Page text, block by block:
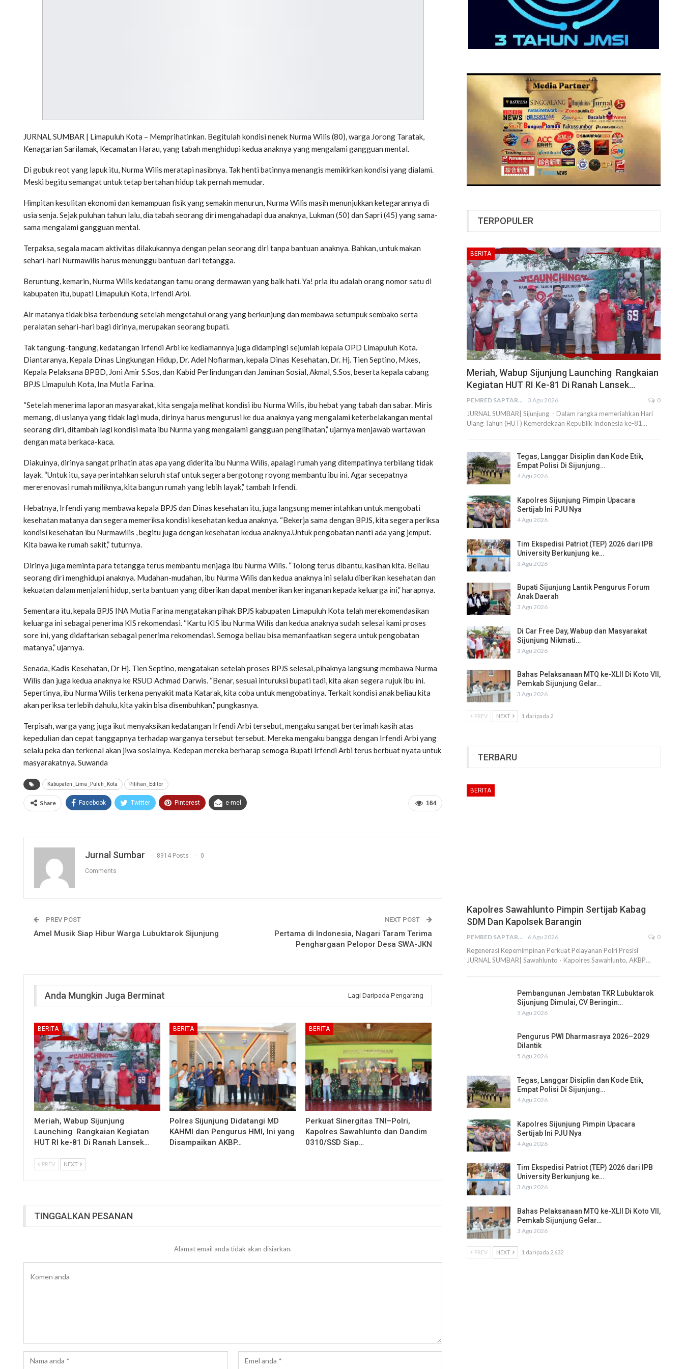
JURNAL SUMBAR | Limapuluh Kota – Memprihatinkan. Begitulah kondisi nenek Nurma Wilis (80), warga Jorong Taratak,
Kenagarian Sarilamak, Kecamatan Harau, yang tabah menghidupi kedua anaknya yang mengalami gangguan mental.
Di gubuk reot yang lapuk itu, Nurma Wilis meratapi nasibnya. Tak henti batinnya menangis memikirkan kondisi yang dialami.
Meski begitu semangat untuk tetap bertahan hidup tak pernah memudar.
Himpitan kesulitan ekonomi dan kemampuan fisik yang semakin menurun, Nurma Wilis masih menunjukkan ketegarannya di
usia senja. Sejak puluhan tahun lalu, dia tabah seorang diri mengahadapi dua anaknya, Lukman (50) dan Sapri (45) yang sama-
sama mengalami gangguan mental.
Terpaksa, segala macam aktivitas dilakukannya dengan pelan seorang diri tanpa bantuan anaknya. Bahkan, untuk makan
sehari-hari Nurmawilis harus menunggu bantuan dari tetangga.
Beruntung, kemarin, Nurma Wilis kedatangan tamu orang dermawan yang baik hati. Ya! pria itu adalah orang nomor satu di
kabupaten itu, bupati Limapuluh Kota, Irfendi Arbi.
Air matanya tidak bisa terbendung setelah mengetahui orang yang berkunjung dan membawa setumpuk sembako serta
peralatan sehari-hari bagi dirinya, merupakan seorang bupati.
Tak tangung-tangung, kedatangan Irfendi Arbi ke kediamannya juga didampingi sejumlah kepala OPD Limapuluh Kota.
Diantaranya, Kepala Dinas Lingkungan Hidup, Dr. Adel Nofiarman, kepala Dinas Kesehatan, Dr. Hj. Tien Septino, M.kes,
Kepala Pelaksana BPBD, Joni Amir S.Sos, dan Kabid Perlindungan dan Jaminan Sosial, Akmal, S.Sos, beserta kepala cabang
BPJS Limapuluh Kota, Ina Mutia Farina.
“Setelah menerima laporan masyarakat, kita sengaja melihat kondisi ibu Nurma Wilis, ibu hebat yang tabah dan sabar. Miris
memang, di usianya yang tidak lagi muda, dirinya harus mengurusi ke dua anaknya yang mengalami keterbelakangan mental
seorang diri, ditambah lagi kondisi mata ibu Nurma yang mengalami gangguan penglihatan,” ujarnya menjawab wartawan
dengan mata berkaca-kaca.
Diakuinya, dirinya sangat prihatin atas apa yang diderita ibu Nurma Wilis, apalagi rumah yang ditempatinya terbilang tidak
layak. “Untuk itu, saya perintahkan seluruh staf untuk segera bergotong royong membantu ibu ini. Agar secepatnya
mererenovasi rumah miliknya, kita bangun rumah yang lebih layak,” tambah Irfendi.
Hebatnya, Irfendi yang membawa kepala BPJS dan Dinas kesehatan itu, juga langsung memerintahkan untuk mengobati
kesehatan matanya dan segera memeriksa kondisi kesehatan kedua anaknya. “Bekerja sama dengan BPJS, kita segera periksa
kondisi kesehatan ibu Nurmawilis , begitu juga dengan kesehatan kedua anaknya.Untuk pengobatan nanti ada yang jemput.
Kita bawa ke rumah sakit,” tuturnya.
Dirinya juga meminta para tetangga terus membantu menjaga Ibu Nurma Wilis. “Tolong terus dibantu, kasihan kita. Beliau
seorang diri menghidupi anaknya. Mudahan-mudahan, ibu Nurma Wilis dan kedua anaknya ini selalu diberikan kesehatan dan
kekuatan dalam menjalani hidup, serta bantuan yang diberikan dapat memberikan keringanan kepada keluarga ini,” harapnya.
Sementara itu, kepala BPJS INA Mutia Farina mengatakan pihak BPJS kabupaten Limapuluh Kota telah merekomendasikan
keluarga ini sebagai penerima KIS rekomendasi. “Kartu KIS ibu Nurma Wilis dan kedua anaknya sudah selesai kami proses
sore ini, yang didaftarkan sebagai penerima rekomendasi. Semoga beliau bisa memanfaatkan segera untuk pengobatan
matanya,” ujarnya.
Senada, Kadis Kesehatan, Dr Hj. Tien Septino, mengatakan setelah proses BPJS selesai, pihaknya langsung membawa Nurma
Wilis dan juga kedua anaknya ke RSUD Achmad Darwis. “Benar, sesuai inturuksi bupati tadi, kita akan segera rujuk ibu ini.
Sepertinya, ibu Nurma Wilis terkena penyakit mata Katarak, kita coba untuk mengobatinya. Terkait kondisi anak beliau kita
akan periksa terlebih dahulu, kita yakin bisa disembuhkan,” pungkasnya.
Terpisah, warga yang juga ikut menyaksikan kedatangan Irfendi Arbi tersebut, mengaku sangat berterimah kasih atas
kepedulian dan cepat tanggapnya terhadap warganya tersebut tersebut. Mereka mengaku bangga dengan Irfendi Arbi yang
selalu peka dan terkenal akan jiwa sosialnya. Kedepan mereka berharap semoga Bupati Irfendi Arbi terus berbuat nyata untuk
masyarakatnya. Suwanda
Kabupaten_Lima_Puluh_Kota Pilihan_Editor
164
Share Facebook Twitter Pinterest e-mel
Jurnal Sumbar 8914 Posts 0
Comments
PREV POST
Amel Musik Siap Hibur Warga Lubuktarok Sijunjung
NEXT POST
Pertama di Indonesia, Nagari Taram Terima
Penghargaan Pelopor Desa SWA-JKN
Anda Mungkin Juga Berminat Lagi Daripada Pengarang
BERITA
Meriah, Wabup Sijunjung
Launching Rangkaian Kegiatan
HUT RI ke-81 Di Ranah Lansek…
BERITA
Polres Sijunjung Didatangi MD
KAHMI dan Pengurus HMI, Ini yang
Disampaikan AKBP…
BERITA
Perkuat Sinergitas TNI–Polri,
Kapolres Sawahlunto dan Dandim
0310/SSD Siap…
PREV NEXT
TINGGALKAN PESANAN
Alamat email anda tidak akan disiarkan.
TERPOPULER
BERITA
Meriah, Wabup Sijunjung Launching Rangkaian
Kegiatan HUT RI Ke-81 Di Ranah Lansek…
PEMRED SAPTARIUS 3 Agu 2026 0
JURNAL SUMBAR| Sijunjung - Dalam rangka memeriahkan Hari
Ulang Tahun (HUT) Kemerdekaan Republik Indonesia ke-81…
Tegas, Langgar Disiplin dan Kode Etik,
Empat Polisi Di Sijunjung…
4 Agu 2026
Kapolres Sijunjung Pimpin Upacara
Sertijab Ini PJU Nya
4 Agu 2026
Tim Ekspedisi Patriot (TEP) 2026 dari IPB
University Berkunjung ke…
3 Agu 2026
Bupati Sijunjung Lantik Pengurus Forum
Anak Daerah
3 Agu 2026
Di Car Free Day, Wabup dan Masyarakat
Sijunjung Nikmati…
3 Agu 2026
Bahas Pelaksanaan MTQ ke-XLII Di Koto VII,
Pemkab Sijunjung Gelar…
3 Agu 2026
PREV NEXT 1 daripada 2
TERBARU
BERITA
Kapolres Sawahlunto Pimpin Sertijab Kabag
SDM Dan Kapolsek Barangin
PEMRED SAPTARIUS 6 Agu 2026 0
Regenerasi Kepemimpinan Perkuat Pelayanan Polri Presisi
JURNAL SUMBAR| Sawahlunto - Kapolres Sawahlunto, AKBP…
Pembangunan Jembatan TKR Lubuktarok
Sijunjung Dimulai, CV Beringin…
5 Agu 2026
Pengurus PWI Dharmasraya 2026–2029
Dilantik
5 Agu 2026
Tegas, Langgar Disiplin dan Kode Etik,
Empat Polisi Di Sijunjung…
4 Agu 2026
Kapolres Sijunjung Pimpin Upacara
Sertijab Ini PJU Nya
4 Agu 2026
Tim Ekspedisi Patriot (TEP) 2026 dari IPB
University Berkunjung ke…
3 Agu 2026
Bahas Pelaksanaan MTQ ke-XLII Di Koto VII,
Pemkab Sijunjung Gelar…
3 Agu 2026
PREV NEXT 1 daripada 2,632